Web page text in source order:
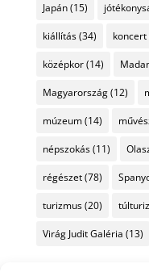
Japán(15)
kiállítás(34) koncert
középkor(14)
Magyarország(12)
múzeum(14)
népszokás(11)
régészet(78)
turizmus(20)
Virág Judit Galéria (13)